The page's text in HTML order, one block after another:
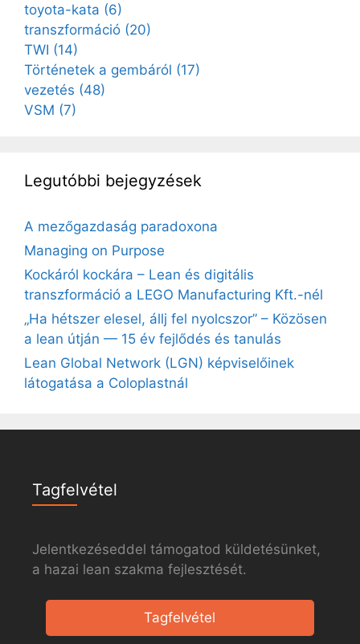
toyota-kata (6)
transzformáció (20)
TWI (14)
Történetek a gembáról (17)
vezetés (48)
VSM (7)
Legutóbbi bejegyzések
A mezőgazdaság paradoxona
Managing on Purpose
Kockáról kockára – Lean és digitális
transzformáció a LEGO Manufacturing Kft.-nél
„Ha hétszer elesel, állj fel nyolcszor” – Közösen
a lean útján — 15 év fejlődés és tanulás
Lean Global Network (LGN) képviselőinek
látogatása a Coloplastnál
Tagfelvétel
Jelentkezéseddel támogatod küldetésünket,
a hazai lean szakma fejlesztését.
Tagfelvétel